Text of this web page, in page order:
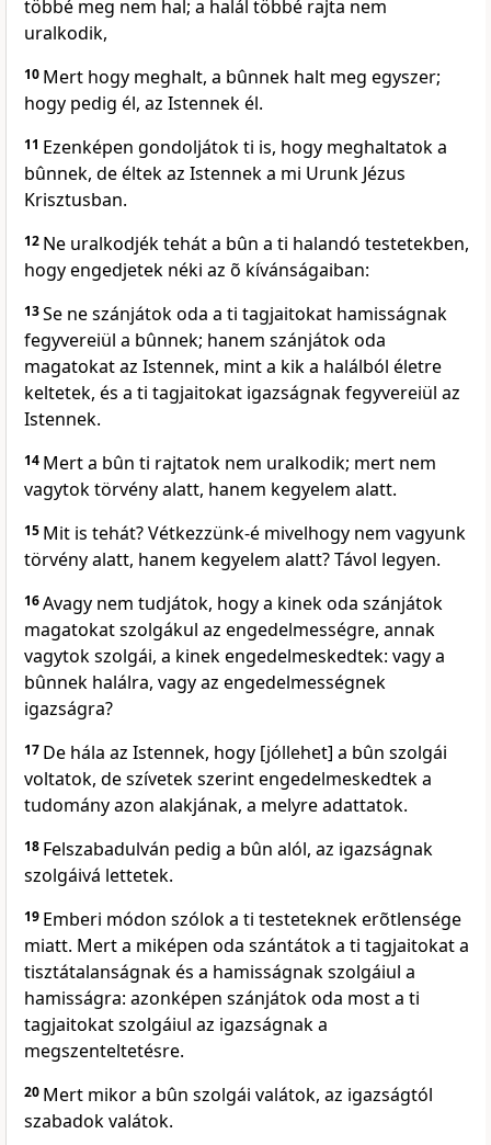
többé meg nem hal; a halál többé rajta nem
uralkodik,
10 Mert hogy meghalt, a bûnnek halt meg egyszer;
hogy pedig él, az Istennek él.
11 Ezenképen gondoljátok ti is, hogy meghaltatok a
bûnnek, de éltek az Istennek a mi Urunk Jézus
Krisztusban.
12 Ne uralkodjék tehát a bûn a ti halandó testetekben,
hogy engedjetek néki az õ kívánságaiban:
13Se ne szánjátok oda a ti tagjaitokat hamisságnak
fegyvereiül a bûnnek; hanem szánjátok oda
magatokat az Istennek, mint a kik a halálból életre
keltetek, és a ti tagjaitokat igazságnak fegyvereiül az
Istennek.
14 Mert a bûn ti rajtatok nem uralkodik; mert nem
vagytok törvény alatt, hanem kegyelem alatt.
15 Mit is tehát? Vétkezzünk-é mivelhogy nem vagyunk
törvény alatt, hanem kegyelem alatt? Távol legyen.
16Avagy nem tudjátok, hogy a kinek oda szánjátok
magatokat szolgákul az engedelmességre, annak
vagytok szolgái, a kinek engedelmeskedtek: vagy a
bûnnek halálra, vagy az engedelmességnek
igazságra?
17 De hála az Istennek, hogy [jóllehet] a bûn szolgái
voltatok, de szívetek szerint engedelmeskedtek a
tudomány azon alakjának, a melyre adattatok.
18 Felszabadulván pedig a bûn alól, az igazságnak
szolgáivá lettetek.
19 Emberi módon szólok a ti testeteknek erõtlensége
miatt. Mert a miképen oda szántátok a ti tagjaitokat a
tisztátalanságnak és a hamisságnak szolgáiul a
hamisságra: azonképen szánjátok oda most a ti
tagjaitokat szolgáiul az igazságnak a
megszenteltetésre.
20 Mert mikor a bûn szolgái valátok, az igazságtól
szabadok valátok.